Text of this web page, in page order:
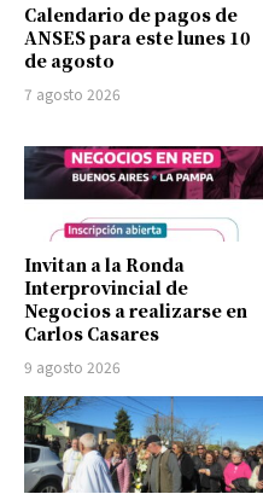
Calendario de pagos de
ANSES para este lunes 10
de agosto
7 agosto 2026
Invitan a la Ronda
Interprovincial de
Negocios a realizarse en
Carlos Casares
9 agosto 2026